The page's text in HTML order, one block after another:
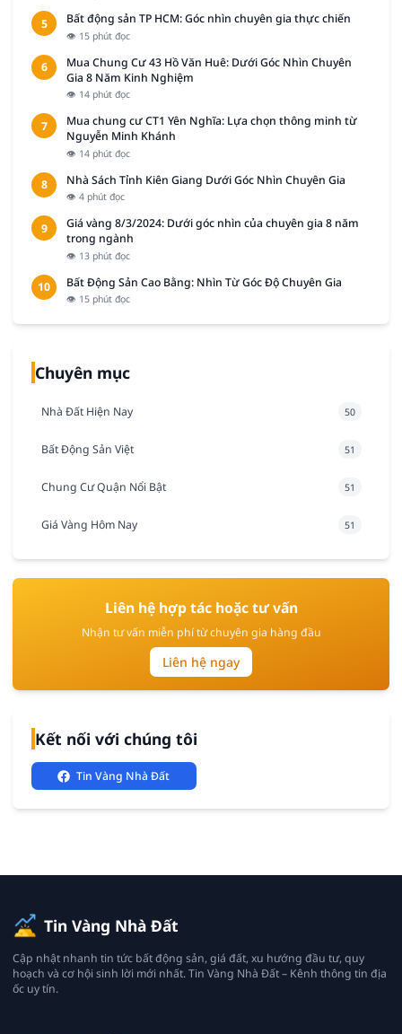
5 Bất động sản TP HCM: Góc nhìn chuyên gia thực chiến
👁 15 phút đọc
6
Mua Chung Cư 43 Hồ Văn Huê: Dưới Góc Nhìn Chuyên
Gia 8 Năm Kinh Nghiệm
👁 14 phút đọc
7
Mua chung cư CT1 Yên Nghĩa: Lựa chọn thông minh từ
Nguyễn Minh Khánh
👁 14 phút đọc
8 Nhà Sách Tỉnh Kiên Giang Dưới Góc Nhìn Chuyên Gia
👁 4 phút đọc
9
Giá vàng 8/3/2024: Dưới góc nhìn của chuyên gia 8 năm
trong ngành
👁 13 phút đọc
10 Bất Động Sản Cao Bằng: Nhìn Từ Góc Độ Chuyên Gia
👁 15 phút đọc
Chuyên mục
Nhà Đất Hiện Nay 50
Bất Động Sản Việt 51
Chung Cư Quận Nổi Bật 51
Giá Vàng Hôm Nay 51
Liên hệ hợp tác hoặc tư vấn
Nhận tư vấn miễn phí từ chuyên gia hàng đầu
Liên hệ ngay
Kết nối với chúng tôi
Tin Vàng Nhà Đất
Tin Vàng Nhà Đất
Cập nhật nhanh tin tức bất động sản, giá đất, xu hướng đầu tư, quy
hoạch và cơ hội sinh lời mới nhất. Tin Vàng Nhà Đất – Kênh thông tin địa
ốc uy tín.